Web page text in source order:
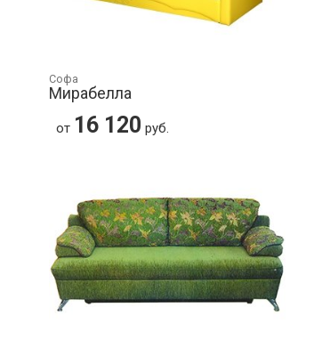
Софа
Мирабелла
от 16 120 руб.